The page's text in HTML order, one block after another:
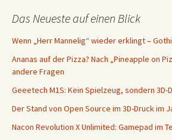
Das Neueste auf einen Blick
Wenn „Herr Mannelig“ wieder erklingt –
Ananas auf der Pizza? Nach „Pineapple on
andere Fragen
Geeetech M1S: Kein Spielzeug, sondern 3D-
Der Stand von Open Source im 3D-Druck im
Nacon Revolution X Unlimited: Gamepad im